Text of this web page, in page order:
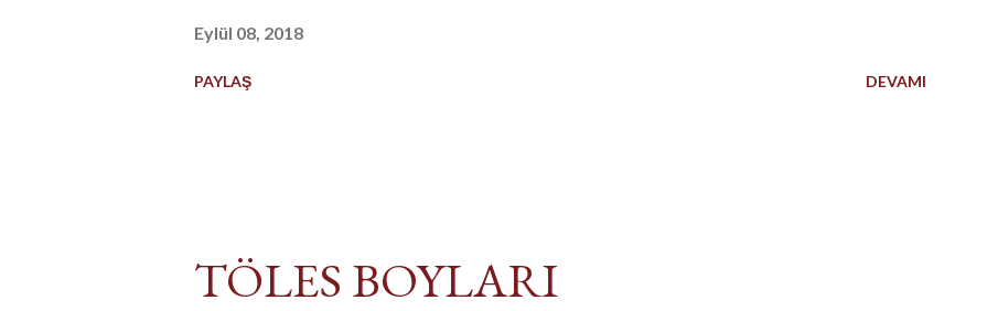
Eylül 08, 2018
PAYLAŞ DEVAMI
TÖLES BOYLARI